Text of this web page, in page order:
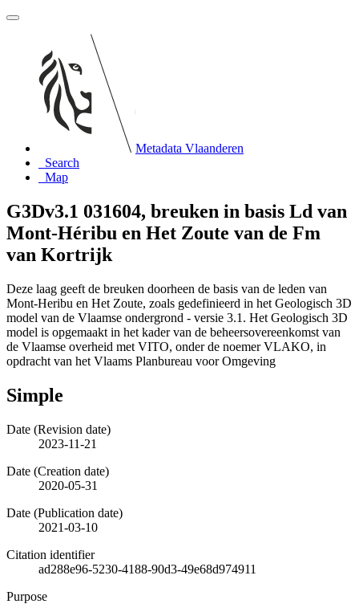
Metadata Vlaanderen
Search
Map
G3Dv3.1 031604, breuken in basis Ld van
Mont-Héribu en Het Zoute van de Fm
van Kortrijk
Deze laag geeft de breuken doorheen de basis van de leden van
Mont-Heribu en Het Zoute, zoals gedefinieerd in het Geologisch 3D
model van de Vlaamse ondergrond - versie 3.1. Het Geologisch 3D
model is opgemaakt in het kader van de beheersovereenkomst van
de Vlaamse overheid met VITO, onder de noemer VLAKO, in
opdracht van het Vlaams Planbureau voor Omgeving
Simple
Date (Revision date)
2023-11-21
Date (Creation date)
2020-05-31
Date (Publication date)
2021-03-10
Citation identifier
ad288e96-5230-4188-90d3-49e68d974911
Purpose